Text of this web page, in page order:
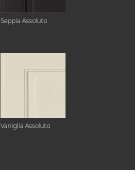
Seppia Assoluto
Vaniglia Assoluto